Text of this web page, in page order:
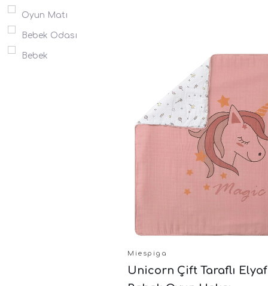
Oyun Matı
Bebek Odası
Bebek
Miespiga
Unicorn Çift Taraflı Elyaf